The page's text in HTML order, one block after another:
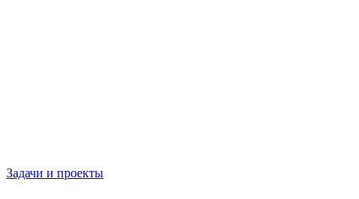
Задачи и проекты